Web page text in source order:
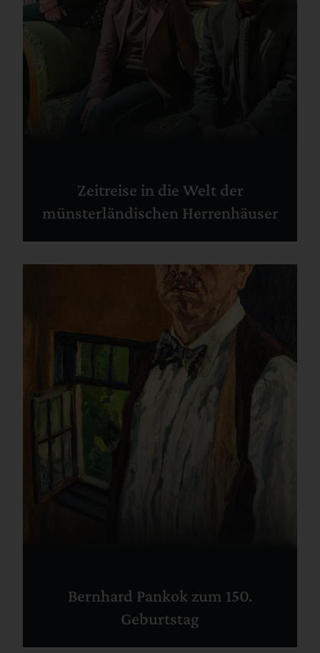
Zeitreise in die Welt der
münsterländischen Herrenhäuser
Bernhard Pankok zum 150.
Geburtstag